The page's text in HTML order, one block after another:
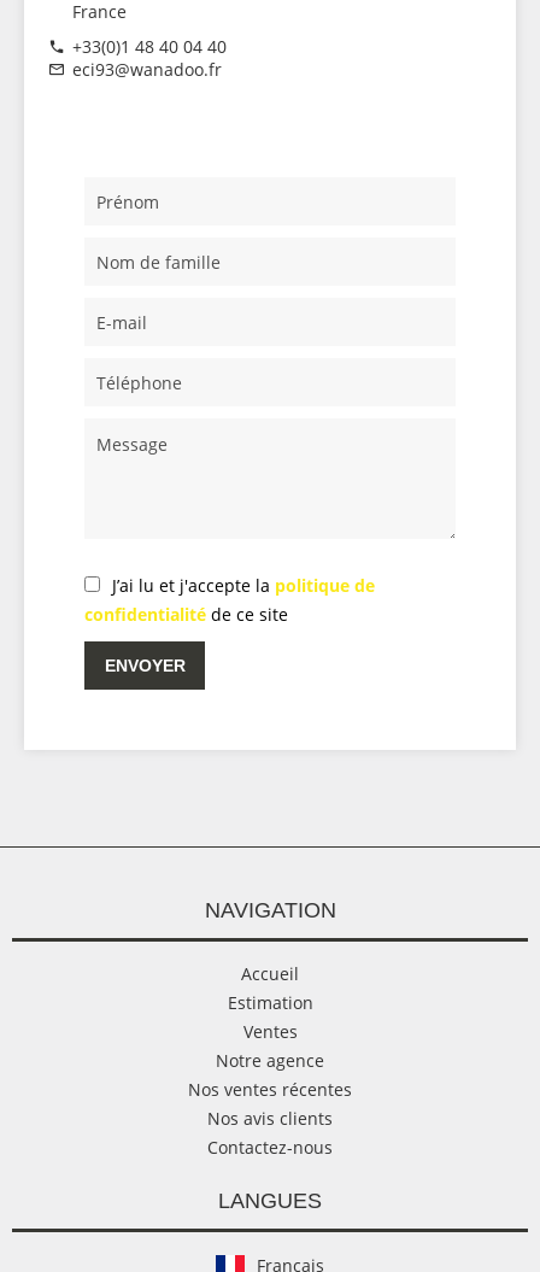
France
+33(0)1 48 40 04 40
eci93@wanadoo.fr
J’ai lu et j'accepte la politique de
confidentialité de ce site
ENVOYER
NAVIGATION
Accueil
Estimation
Ventes
Notre agence
Nos ventes récentes
Nos avis clients
Contactez-nous
LANGUES
Français